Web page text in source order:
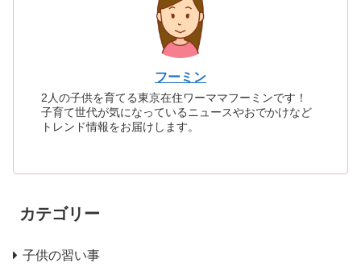
フーミン
2人の子供を育てる東京在住ワーママフーミンです！
子育て世代が気になっているニュースやおでかけなど
トレンド情報をお届けします。
カテゴリー
子供の習い事